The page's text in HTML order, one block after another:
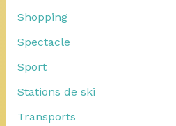
Shopping
Spectacle
Sport
Stations de ski
Transports